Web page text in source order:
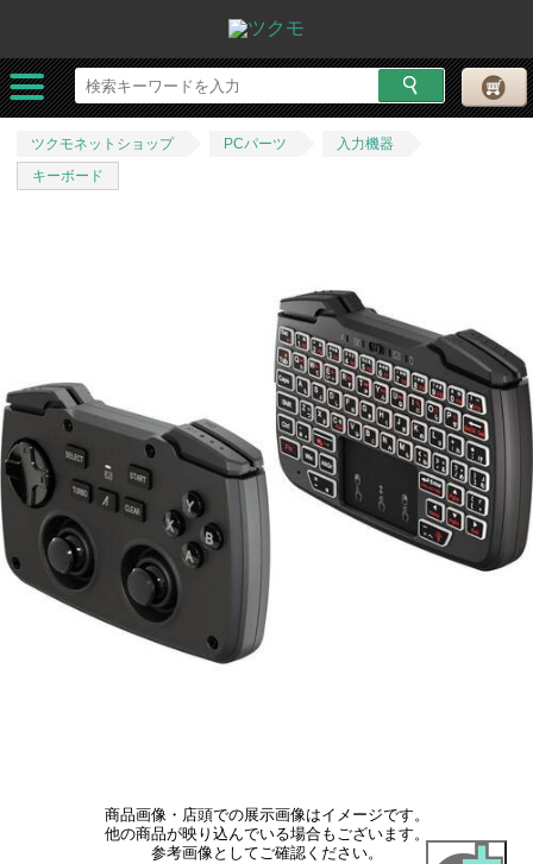
ツクモネットショップ PCパーツ
入力機器
キーボード
商品画像・店頭での展示画像はイメージです。
他の商品が映り込んでいる場合もございます。
参考画像としてご確認ください。